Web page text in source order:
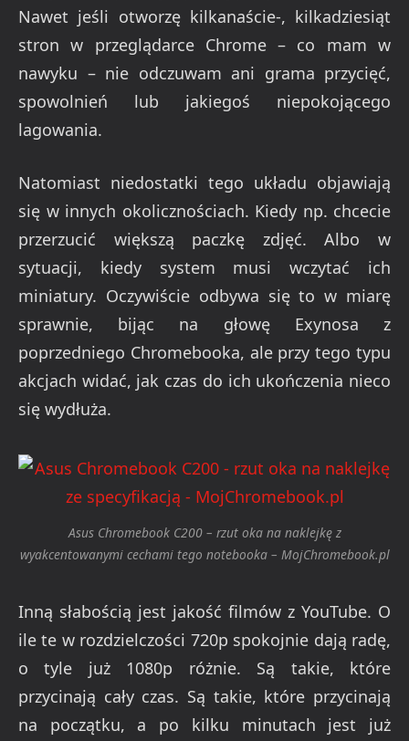
Nawet jeśli otworzę kilkanaście-, kilkadziesiąt
stron w przeglądarce Chrome – co mam w
nawyku – nie odczuwam ani grama przycięć,
spowolnień lub jakiegoś niepokojącego
lagowania.
Natomiast niedostatki tego układu objawiają
się w innych okolicznościach. Kiedy np. chcecie
przerzucić większą paczkę zdjęć. Albo w
sytuacji, kiedy system musi wczytać ich
miniatury. Oczywiście odbywa się to w miarę
sprawnie, bijąc na głowę Exynosa z
poprzedniego Chromebooka, ale przy tego typu
akcjach widać, jak czas do ich ukończenia nieco
się wydłuża.
Asus Chromebook C200 – rzut oka na naklejkę z
wyakcentowanymi cechami tego notebooka – MojChromebook.pl
Inną słabością jest jakość filmów z YouTube. O
ile te w rozdzielczości 720p spokojnie dają radę,
o tyle już 1080p różnie. Są takie, które
przycinają cały czas. Są takie, które przycinają
na początku, a po kilku minutach jest już